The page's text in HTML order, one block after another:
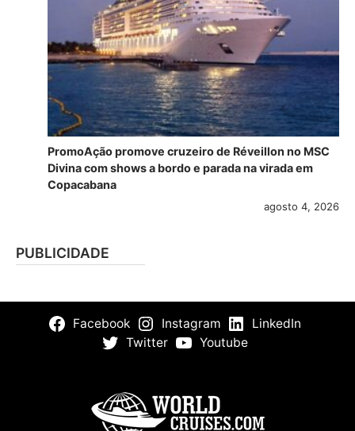
PromoAção promove cruzeiro de Réveillon no MSC
Divina com shows a bordo e parada na virada em
Copacabana
agosto 4, 2026
PUBLICIDADE
Facebook Instagram
LinkedIn
Twitter
Youtube